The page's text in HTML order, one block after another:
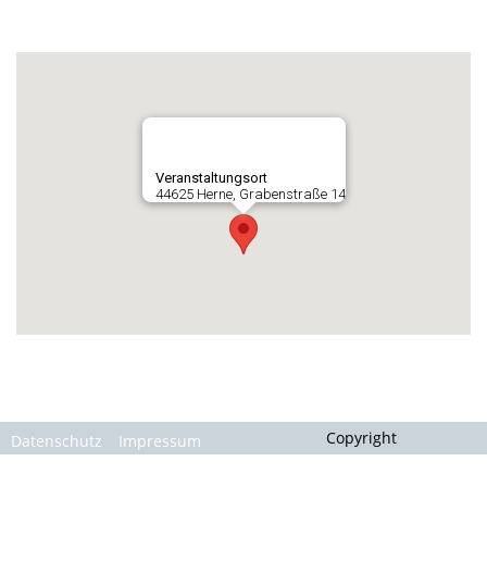
Veranstaltungsort
44625 Herne, Grabenstraße 14
Datenschutz Impressum Copyright